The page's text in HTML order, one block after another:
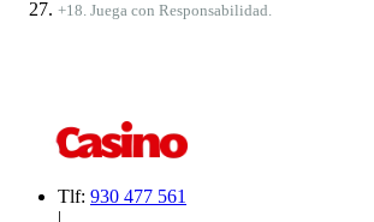
+18. Juega con Responsabilidad.
Tlf: 930 477 561